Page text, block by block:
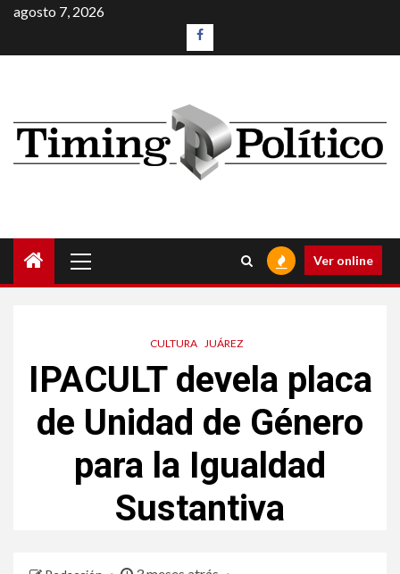
agosto 7, 2026
Ver online
CULTURA JUÁREZ
IPACULT devela placa
de Unidad de Género
para la Igualdad
Sustantiva